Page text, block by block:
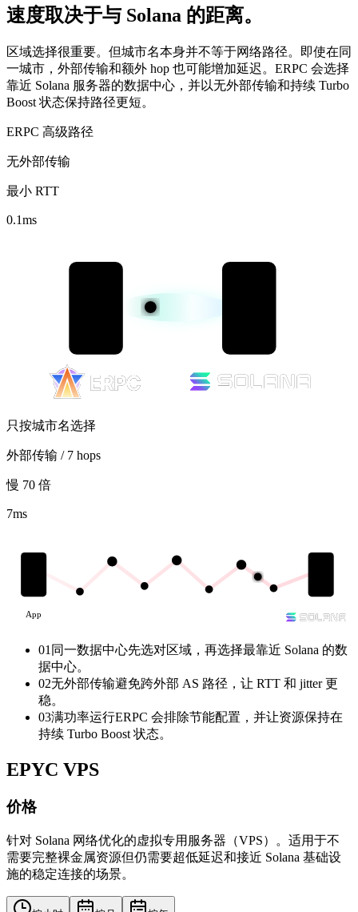
速度取决于与 Solana 的距离。
区域选择很重要。但城市名本身并不等于网络路径。即使在同
一城市，外部传输和额外 hop 也可能增加延迟。ERPC 会选择
靠近 Solana 服务器的数据中心，并以无外部传输和持续 Turbo
Boost 状态保持路径更短。
ERPC 高级路径
无外部传输
最小 RTT
0.1ms
只按城市名选择
外部传输 / 7 hops
慢 70 倍
7ms
App
01 同一数据中心先选对区域，再选择最靠近 Solana 的数
据中心。
02无外部传输避免跨外部 AS 路径，让 RTT 和 jitter 更
稳。
03满功率运行ERPC 会排除节能配置，并让资源保持在
持续 Turbo Boost 状态。
EPYC VPS
价格
针对 Solana 网络优化的虚拟专用服务器（VPS）。适用于不
需要完整裸金属资源但仍需要超低延迟和接近 Solana 基础设
施的稳定连接的场景。